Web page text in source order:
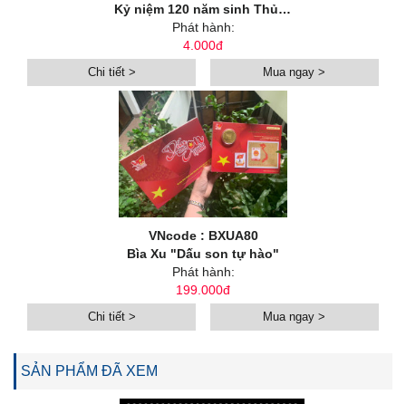
Kỷ niệm 120 năm sinh Thủ tướng Phạm Văn Đồng (1906-2026)
Phát hành:
4.000đ
Chi tiết > Mua ngay >
VNcode : BXUA80
Bìa Xu "Dấu son tự hào"
Phát hành:
199.000đ
Chi tiết > Mua ngay >
SẢN PHẨM ĐÃ XEM